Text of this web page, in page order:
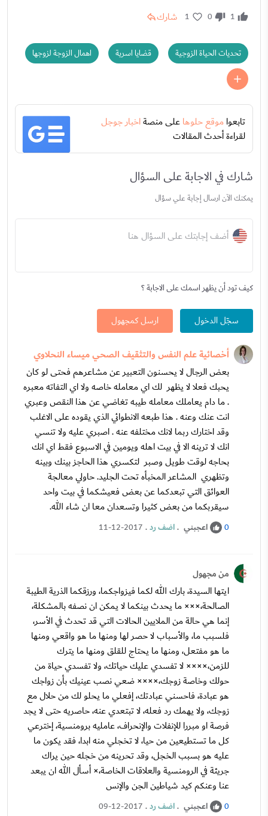
1
0
1 شارك
تحديات الحياة الزوجية قضايا اسرية اهمال الزوجة لزوجها
تابعواموقع حلوهاعلى منصةاخبار جوجل
لقراءة أحدث المقالات
شارك في الاجابة على السؤال
يمكنك الآن ارسال إجابة علي سؤال
أضف إجابتك على السؤال هنا
كيف تود أن يظهر اسمك على الاجابة ؟
سجّل الدخول ارسل كمجهول
أخصائية علم النفس والتثقيف الصحي ميساء النحلاوي
بعض الرجال لا يحسنون التعبير عن مشاعرهم فحتى لو كان
يحبك فعلا لا يظهر لك اي معامله خاصه ولا اي التفاته معبره
. ما دام يعاملك معامله طيبه تغاضي عن هذا النقص وعبري
انت عنك وعنه . هذا طبعه الانطوائي الذي يقوده على الاغلب
وقد اختارك ربما لانك مختلفه عنه . اصبري عليه ولا تنسي
انك لا ترينه الا في بيت اهله ويومين في الاسبوع فقط اي انك
بحاجه لوقت طويل وصبر لتكسري هذا الحاجز بينك وبينه
وتظهري المشاعر المخبأه تحت الجليد. حاولي معالجة
العوائق التي تبعدكما عن بعض فعيشكما في بيت واحد
سيقربكما من بعض كثيرا وتسعدان معا ان شاء الله.
0 اعجبني .اضف رد.
11-12-2017
من مجهول
ايتها السيدة، بارك الله لكما فيزواجكما، ورزقكما الذرية الطيبة
الصالحة،××× ما يحدث بينكما لا يمكن ان نصفه بالمشكلة،
إنما هي حالة من الملايين الحالات التي قد تحدث في الأسر،
فلسبب ما، والأسباب لا حصر لها ومنها ما هو واقعي ومنها
ما هو مفتعل، ومنها ما يحتاج للقلق ومنها ما يترك
للزمن،×××× لا تفسدي عليك حياتك، ولا تفسدي حياة من
حولك وخاصة زوجك،×××× ضعي نصب عينيك بأن زواجك
هو عبادة، فاحسني عبادتك، إفعلي ما يحلو لك من حلال مع
زوجك، ولا يهمك رد فعله، لا تبتعدي عنه، حاصريه حتى لا يجد
فرصة او مبررا للإنفلات والإنحراف، عامليه برومنسية، إخترعي
كل ما تستطيعين من حيا، لا تخجلي منه ابدا، فقد يكون ما
عليه هو بسبب الخجل، وقد تحرينه من خجله حين يراك
جريئة في الرومنسية والعلاقات الخاصة،× أسأل الله ان يبعد
عنا وعنكم كيد شياطين الجن والإنس
0 اعجبني .اضف رد.
09-12-2017